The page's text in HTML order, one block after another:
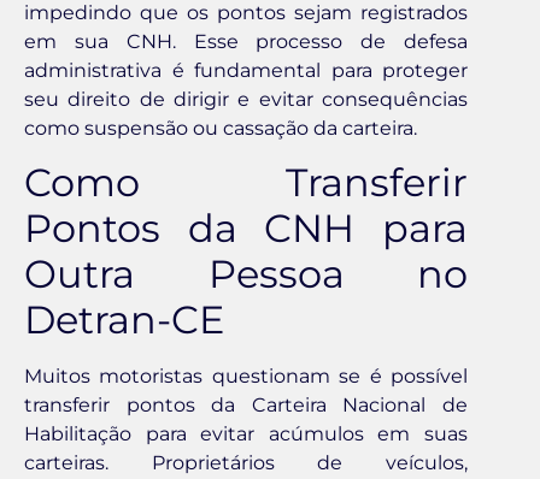
impedindo que os pontos sejam registrados
em sua CNH. Esse processo de defesa
administrativa é fundamental para proteger
seu direito de dirigir e evitar consequências
como suspensão ou cassação da carteira.
Como Transferir
Pontos da CNH para
Outra Pessoa no
Detran-CE
Muitos motoristas questionam se é possível
transferir pontos da Carteira Nacional de
Habilitação para evitar acúmulos em suas
carteiras. Proprietários de veículos,